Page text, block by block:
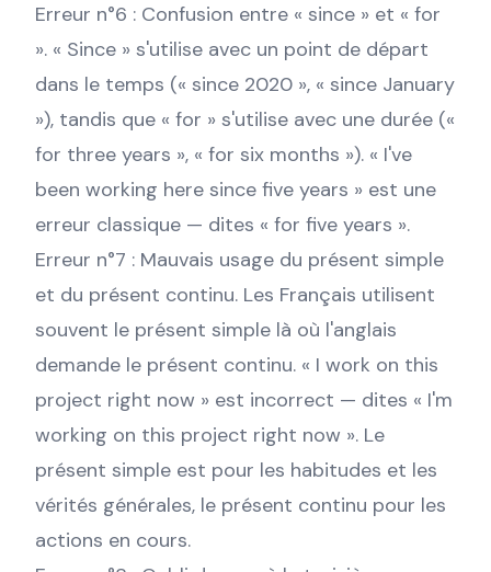
Erreur n°6 : Confusion entre « since » et « for
». « Since » s'utilise avec un point de départ
dans le temps (« since 2020 », « since January
»), tandis que « for » s'utilise avec une durée («
for three years », « for six months »). « I've
been working here since five years » est une
erreur classique — dites « for five years ».
Erreur n°7 : Mauvais usage du présent simple
et du présent continu. Les Français utilisent
souvent le présent simple là où l'anglais
demande le présent continu. « I work on this
project right now » est incorrect — dites « I'm
working on this project right now ». Le
présent simple est pour les habitudes et les
vérités générales, le présent continu pour les
actions en cours.